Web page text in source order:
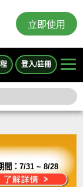
立即使用
登入/註冊
間：7/31 ~ 8/28